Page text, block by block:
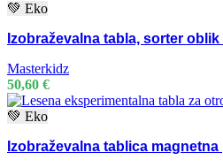
💚 Eko
Izobraževalna tabla, sorter
Masterkidz
50,60 €
💚 Eko
Izobraževalna tablica